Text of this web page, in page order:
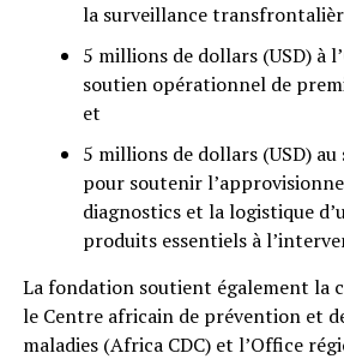
la surveillance
5 millions de dollars (USD) à
soutien opérationnel de
et
5 millions de dollars (USD) au
pour soutenir
diagnostics et la logistique
produits essentiels à
La fondation soutient également la
le Centre africain de prévention et
maladies (Africa CDC) et l’Office